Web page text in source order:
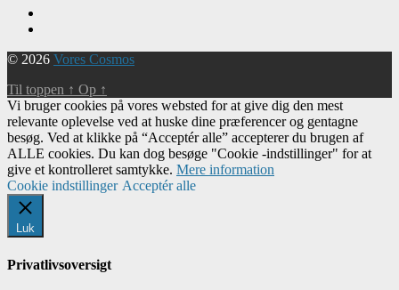
© 2026 Vores Cosmos
Til toppen ↑ Op ↑
Vi bruger cookies på vores websted for at give dig den mest
relevante oplevelse ved at huske dine præferencer og gentagne
besøg. Ved at klikke på “Acceptér alle” accepterer du brugen af ​​
ALLE cookies. Du kan dog besøge "Cookie -indstillinger" for at
give et kontrolleret samtykke. Mere information
Cookie indstillinger Acceptér alle
Luk
Privatlivsoversigt